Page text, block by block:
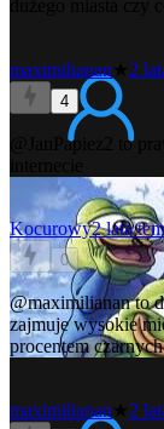
maximilianan 2
4
@JanPapiez2
to
Kocurowy2 lata
0
@maximiliananto
zajmuje wysokie
procentem
maximilianan 2